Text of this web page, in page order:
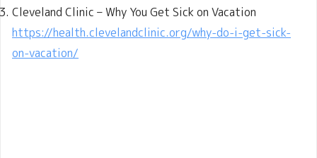
Cleveland Clinic – Why You Get Sick on Vacation
https://health.clevelandclinic.org/why-do-i-get-sick-
on-vacation/